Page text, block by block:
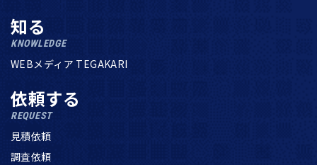
知る
KNOWLEDGE
WEBメディア TEGAKARI
依頼する
REQUEST
見積依頼
調査依頼